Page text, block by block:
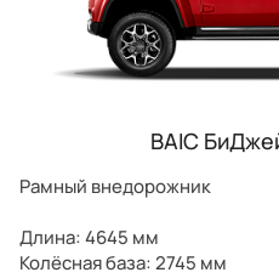
BAIC
Рамный внедорожник
Длина: 4645 мм
Колёсная база: 2745 мм